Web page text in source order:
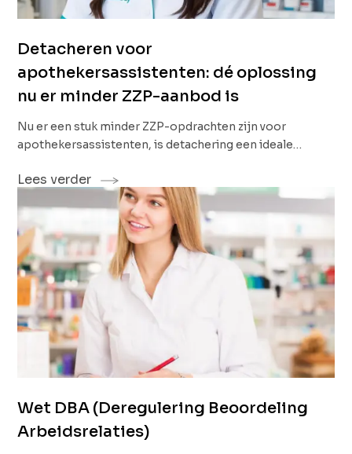
Detacheren voor
apothekersassistenten: dé oplossing
nu er minder ZZP-aanbod is
Nu er een stuk minder ZZP-opdrachten zijn voor
apothekersassistenten, is detachering een ideale
gewend bent. Tegelijk heb je minder administratieve
rompslomp. <br /> <br /> Benieuwd of detachering ook
bij jou past? We vertellen wat detachering inhoudt en
hoe we bij DNFS zorgen voor vrijheid in jouw
opdrachten en contract.
Lees verder
Wet DBA (Deregulering Beoordeling
Arbeidsrelaties)